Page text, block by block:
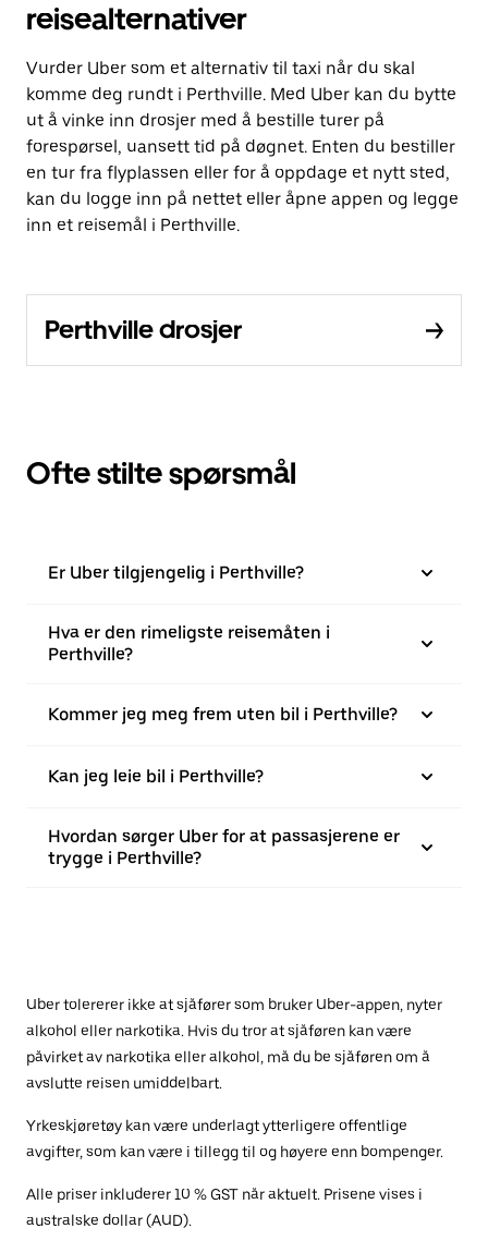
reisealternativer
Vurder Uber som et alternativ til taxi når du skal
komme deg rundt i Perthville. Med Uber kan du bytte
ut å vinke inn drosjer med å bestille turer på
forespørsel, uansett tid på døgnet. Enten du bestiller
en tur fra flyplassen eller for å oppdage et nytt sted,
kan du logge inn på nettet eller åpne appen og legge
inn et reisemål i Perthville.
Perthville drosjer
Ofte stilte spørsmål
Er Uber tilgjengelig i Perthville?
Hva er den rimeligste reisemåten i
Perthville?
Kommer jeg meg frem uten bil i Perthville?
Kan jeg leie bil i Perthville?
Hvordan sørger Uber for at passasjerene er
trygge i Perthville?
Uber tolererer ikke at sjåfører som bruker Uber-appen, nyter
alkohol eller narkotika. Hvis du tror at sjåføren kan være
påvirket av narkotika eller alkohol, må du be sjåføren om å
avslutte reisen umiddelbart.
Yrkeskjøretøy kan være underlagt ytterligere offentlige
avgifter, som kan være i tillegg til og høyere enn bompenger.
Alle priser inkluderer 10 % GST når aktuelt. Prisene vises i
australske dollar (AUD).